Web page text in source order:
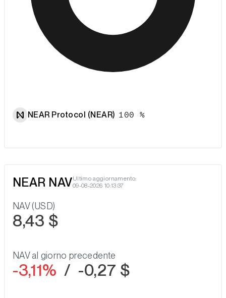
NEAR Protocol (NEAR) 100 %
NEAR NAVUltimo aggiornamento:
09-08-2026 10:13:37
NAV (USD)
8,43 $
NAV al giorno precedente
-3,11% / -0,27 $